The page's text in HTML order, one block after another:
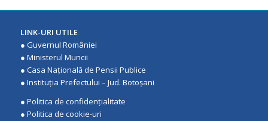
LINK-URI UTILE
● Guvernul României
● Ministerul Muncii
● Casa Națională de Pensii Publice
● Instituţia Prefectului – Jud. Botoşani
● Politica de confidenţialitate
● Politica de cookie-uri